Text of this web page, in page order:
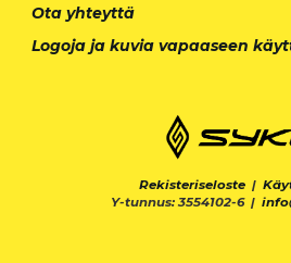
Ota yhteyttä
Logoja ja kuvia vapaaseen
Rekisteriseloste |
Y-tunnus: 3554102-6 |